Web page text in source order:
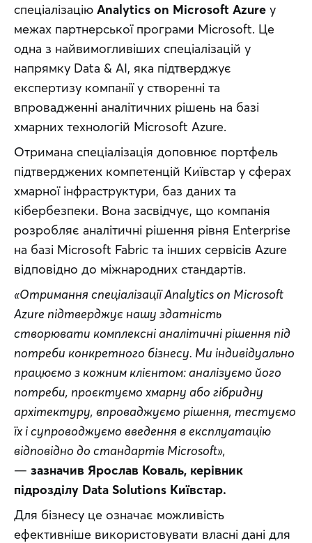
спеціалізацію Analytics on Microsoft Azure у
межах партнерської програми Microsoft. Це
одна з найвимогливіших спеціалізацій у
напрямку Data & AI, яка підтверджує
експертизу компанії у створенні та
впровадженні аналітичних рішень на базі
хмарних технологій Microsoft Azure.
Отримана спеціалізація доповнює портфель
підтверджених компетенцій Київстар у сферах
хмарної інфраструктури, баз даних та
кібербезпеки. Вона засвідчує, що компанія
розробляє аналітичні рішення рівня Enterprise
на базі Microsoft Fabric та інших сервісів Azure
відповідно до міжнародних стандартів.
«Отримання спеціалізації Analytics on Microsoft
Azure підтверджує нашу здатність
створювати комплексні аналітичні рішення під
потреби конкретного бізнесу. Ми індивідуально
працюємо з кожним клієнтом: аналізуємо його
потреби, проєктуємо хмарну або гібридну
архітектуру, впроваджуємо рішення, тестуємо
їх і супроводжуємо введення в експлуатацію
відповідно до стандартів Microsoft»,
— зазначив Ярослав Коваль, керівник
підрозділу Data Solutions Київстар.
Для бізнесу це означає можливість
ефективніше використовувати власні дані для